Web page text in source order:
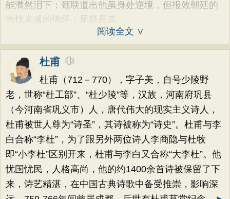
能潸然泪下；颈联道出他虽身处逆境，但报效朝廷的
热忱未减的情怀；尾联是其
阅读全文 ∨
杜甫
杜甫（712－770），字子美，自号少陵野
老，世称“杜工部”、“杜少陵”等，汉族，河南府巩县
（今河南省巩义市）人，唐代伟大的现实主义诗人，
杜甫被世人尊为“诗圣”，其诗被称为“诗史”。杜甫与李
白合称“李杜”，为了跟另外两位诗人李商隐与杜牧
即“小李杜”区别开来，杜甫与李白又合称“大李杜”。他
忧国忧民，人格高尚，他的约1400余首诗被保留了下
来，诗艺精湛，在中国古典诗歌中备受推崇，影响深